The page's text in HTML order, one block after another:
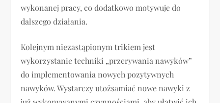
wykonanej pracy, co dodatkowo motywuje do
dalszego działania.
Kolejnym niezastąpionym trikiem jest
wykorzystanie techniki „przerywania nawyków”
do implementowania nowych pozytywnych
nawyków. Wystarczy utożsamiać nowe nawyki z